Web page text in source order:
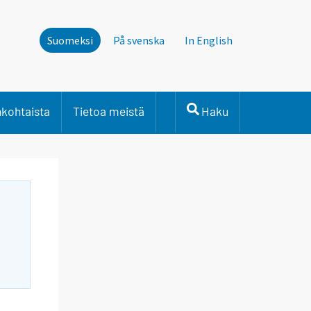
Suomeksi På svenska In English
Tietoa meistä Haku